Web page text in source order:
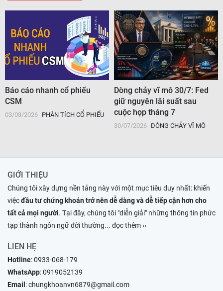
Báo cáo nhanh cổ phiếu
CSM
03/08/2026 PHÂN TÍCH CỔ PHIẾU
Dòng chảy vĩ mô 30/7: Fed
giữ nguyên lãi suất sau
cuộc họp tháng 7
30/07/2026 DÒNG CHẢY VĨ MÔ
GIỚI THIỆU
Chúng tôi xây dựng nền tảng này với một mục tiêu duy nhất: khiến
việcđầu tư chứng khoán trở nên dễ dàng và dễ tiếp cận hơn cho
tất cả mọi người. Tại đây, chúng tôi "diễn giải" những thông tin phức
tạp thành ngôn ngữ đời thường... đọc thêm ››
LIÊN HỆ
Hotline:0933-068-179
WhatsApp:0919052139
Email :chungkhoanvn6879@gmail.com